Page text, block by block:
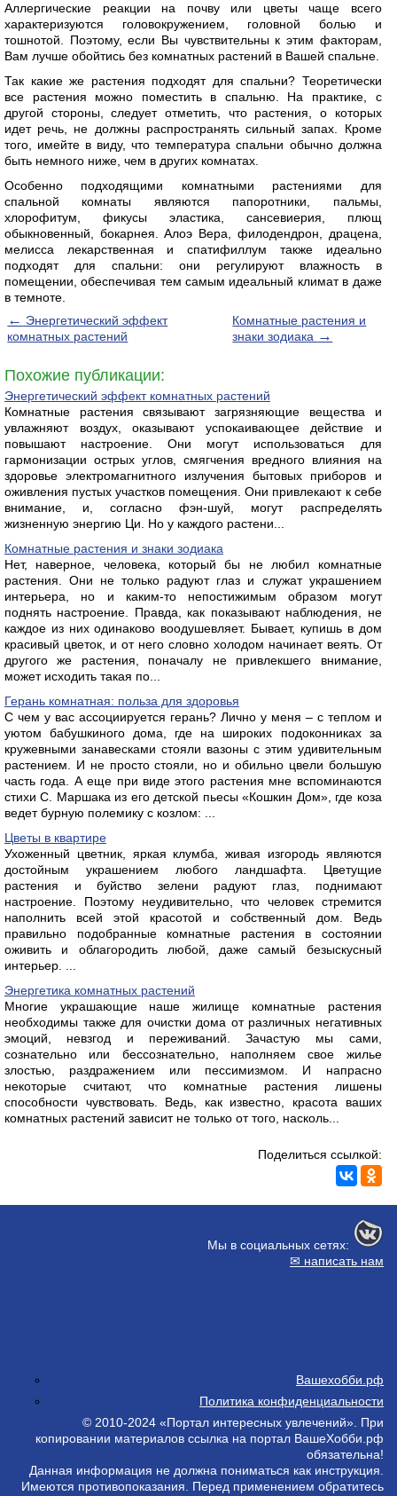
Аллергические реакции на почву или цветы чаще всего
характеризуются головокружением, головной болью и
тошнотой. Поэтому, если Вы чувствительны к этим факторам,
Вам лучше обойтись без комнатных растений в Вашей спальне.
Так какие же растения подходят для спальни? Теоретически
все растения можно поместить в спальню. На практике, с
другой стороны, следует отметить, что растения, о которых
идет речь, не должны распространять сильный запах. Кроме
того, имейте в виду, что температура спальни обычно должна
быть немного ниже, чем в других комнатах.
Особенно подходящими комнатными растениями для
спальной комнаты являются папоротники, пальмы,
хлорофитум, фикусы эластика, сансевиерия, плющ
обыкновенный, бокарнея. Алоэ Вера, филодендрон, драцена,
мелисса лекарственная и спатифиллум также идеально
подходят для спальни: они регулируют влажность в
помещении, обеспечивая тем самым идеальный климат в даже
в темноте.
← Энергетический эффект
комнатных растений
Комнатные растения и
знаки зодиака →
Похожие публикации:
Энергетический эффект комнатных растений
Комнатные растения связывают загрязняющие вещества и
увлажняют воздух, оказывают успокаивающее действие и
повышают настроение. Они могут использоваться для
гармонизации острых углов, смягчения вредного влияния на
здоровье электромагнитного излучения бытовых приборов и
оживления пустых участков помещения. Они привлекают к себе
внимание, и, согласно фэн-шуй, могут распределять
жизненную энергию Ци. Но у каждого растени...
Комнатные растения и знаки зодиака
Нет, наверное, человека, который бы не любил комнатные
растения. Они не только радуют глаз и служат украшением
интерьера, но и каким-то непостижимым образом могут
поднять настроение. Правда, как показывают наблюдения, не
каждое из них одинаково воодушевляет. Бывает, купишь в дом
красивый цветок, и от него словно холодом начинает веять. От
другого же растения, поначалу не привлекшего внимание,
может исходить такая по...
Герань комнатная: польза для здоровья
С чем у вас ассоциируется герань? Лично у меня – с теплом и
уютом бабушкиного дома, где на широких подоконниках за
кружевными занавесками стояли вазоны с этим удивительным
растением. И не просто стояли, но и обильно цвели большую
часть года. А еще при виде этого растения мне вспоминаются
стихи С. Маршака из его детской пьесы «Кошкин Дом», где коза
ведет бурную полемику с козлом: ...
Цветы в квартире
Ухоженный цветник, яркая клумба, живая изгородь являются
достойным украшением любого ландшафта. Цветущие
растения и буйство зелени радуют глаз, поднимают
настроение. Поэтому неудивительно, что человек стремится
наполнить всей этой красотой и собственный дом. Ведь
правильно подобранные комнатные растения в состоянии
оживить и облагородить любой, даже самый безыскусный
интерьер. ...
Энергетика комнатных растений
Многие украшающие наше жилище комнатные растения
необходимы также для очистки дома от различных негативных
эмоций, невзгод и переживаний. Зачастую мы сами,
сознательно или бессознательно, наполняем свое жилье
злостью, раздражением или пессимизмом. И напрасно
некоторые считают, что комнатные растения лишены
способности чувствовать. Ведь, как известно, красота ваших
комнатных растений зависит не только от того, насколь...
Поделиться ссылкой:
Мы в социальных сетях:
✉ написать нам
Вашехобби.рф
Политика конфиденциальности
© 2010-2024 «Портал интересных увлечений». При
копировании материалов ссылка на портал ВашеХобби.рф
обязательна!
Данная информация не должна пониматься как инструкция.
Имеются противопоказания. Перед применением обратитесь